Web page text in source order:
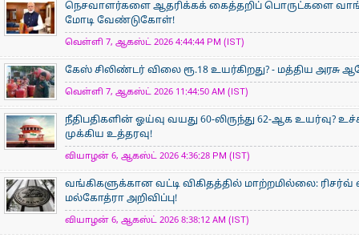
நெசவாளர்களை ஆதரிக்கக் கைத்தறிப் பொருட்களை
மோடி வேண்டுகோள்!
வெள்ளி 7, ஆகஸ்ட் 2026 4:44:44 PM (IST)
கேஸ் சிலிண்டர் விலை ரூ.18 உயர்கிறது? - மத்திய அரசு
வெள்ளி 7, ஆகஸ்ட் 2026 11:44:50 AM (IST)
நீதிபதிகளின் ஓய்வு வயது 60-லிருந்து 62-ஆக உயர்வு?
முக்கிய உத்தரவு!
வியாழன் 6, ஆகஸ்ட் 2026 4:36:28 PM (IST)
வங்கிகளுக்கான வட்டி விகிதத்தில் மாற்றமில்லை:
மல்கோத்ரா அறிவிப்பு!
வியாழன் 6, ஆகஸ்ட் 2026 8:38:12 AM (IST)